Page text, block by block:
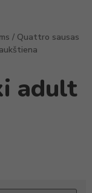
/ Quattro sausas
adult